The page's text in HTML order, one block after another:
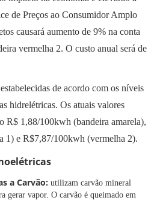
de Preços ao Consumidor Amplo
causará aumento de 9% na conta
vermelha 2. O custo anual será de
de acordo com os níveis
hidrelétricas. Os atuais valores
R$ 1,88/100kwh (bandeira amarela),
1) e R$7,87/100kwh (vermelha 2).
a Carvão: utilizam carvão mineral
gerar vapor. O carvão é queimado em